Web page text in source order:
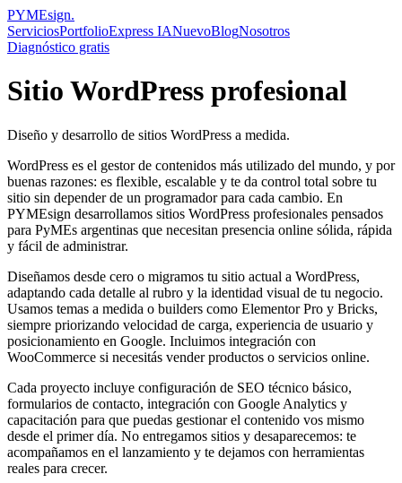
PYMEsign.
ServiciosPortfolioExpress IANuevoBlogNosotros
Diagnóstico gratis
Sitio WordPress profesional
Diseño y desarrollo de sitios WordPress a medida.
WordPress es el gestor de contenidos más utilizado del mundo, y por
buenas razones: es flexible, escalable y te da control total sobre tu
sitio sin depender de un programador para cada cambio. En
PYMEsign desarrollamos sitios WordPress profesionales pensados
para PyMEs argentinas que necesitan presencia online sólida, rápida
y fácil de administrar.
Diseñamos desde cero o migramos tu sitio actual a WordPress,
adaptando cada detalle al rubro y la identidad visual de tu negocio.
Usamos temas a medida o builders como Elementor Pro y Bricks,
siempre priorizando velocidad de carga, experiencia de usuario y
posicionamiento en Google. Incluimos integración con
WooCommerce si necesitás vender productos o servicios online.
Cada proyecto incluye configuración de SEO técnico básico,
formularios de contacto, integración con Google Analytics y
capacitación para que puedas gestionar el contenido vos mismo
desde el primer día. No entregamos sitios y desaparecemos: te
acompañamos en el lanzamiento y te dejamos con herramientas
reales para crecer.